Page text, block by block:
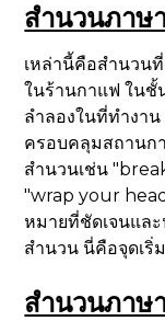
สำนวนภาษ
เหล่านี้คือสำนวน
ในร้านกาแฟ ในชั้
ลำลองในที่ทำงา
ครอบคลุมสถานก
สำนวนเช่น
"wrap your
หมายที่ชัดเจนแล
สำนวน นี่คือจุดเริ่
สำนวนภาษ